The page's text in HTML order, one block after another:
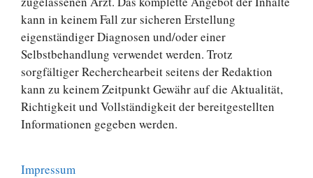
kann in keinem Fall zur sicheren Erstellung
eigenständiger Diagnosen und/oder einer
Selbstbehandlung verwendet werden. Trotz
sorgfältiger Recherchearbeit seitens der Redaktion
kann zu keinem Zeitpunkt Gewähr auf die Aktualität,
Richtigkeit und Vollständigkeit der bereitgestellten
Informationen gegeben werden.
Impressum